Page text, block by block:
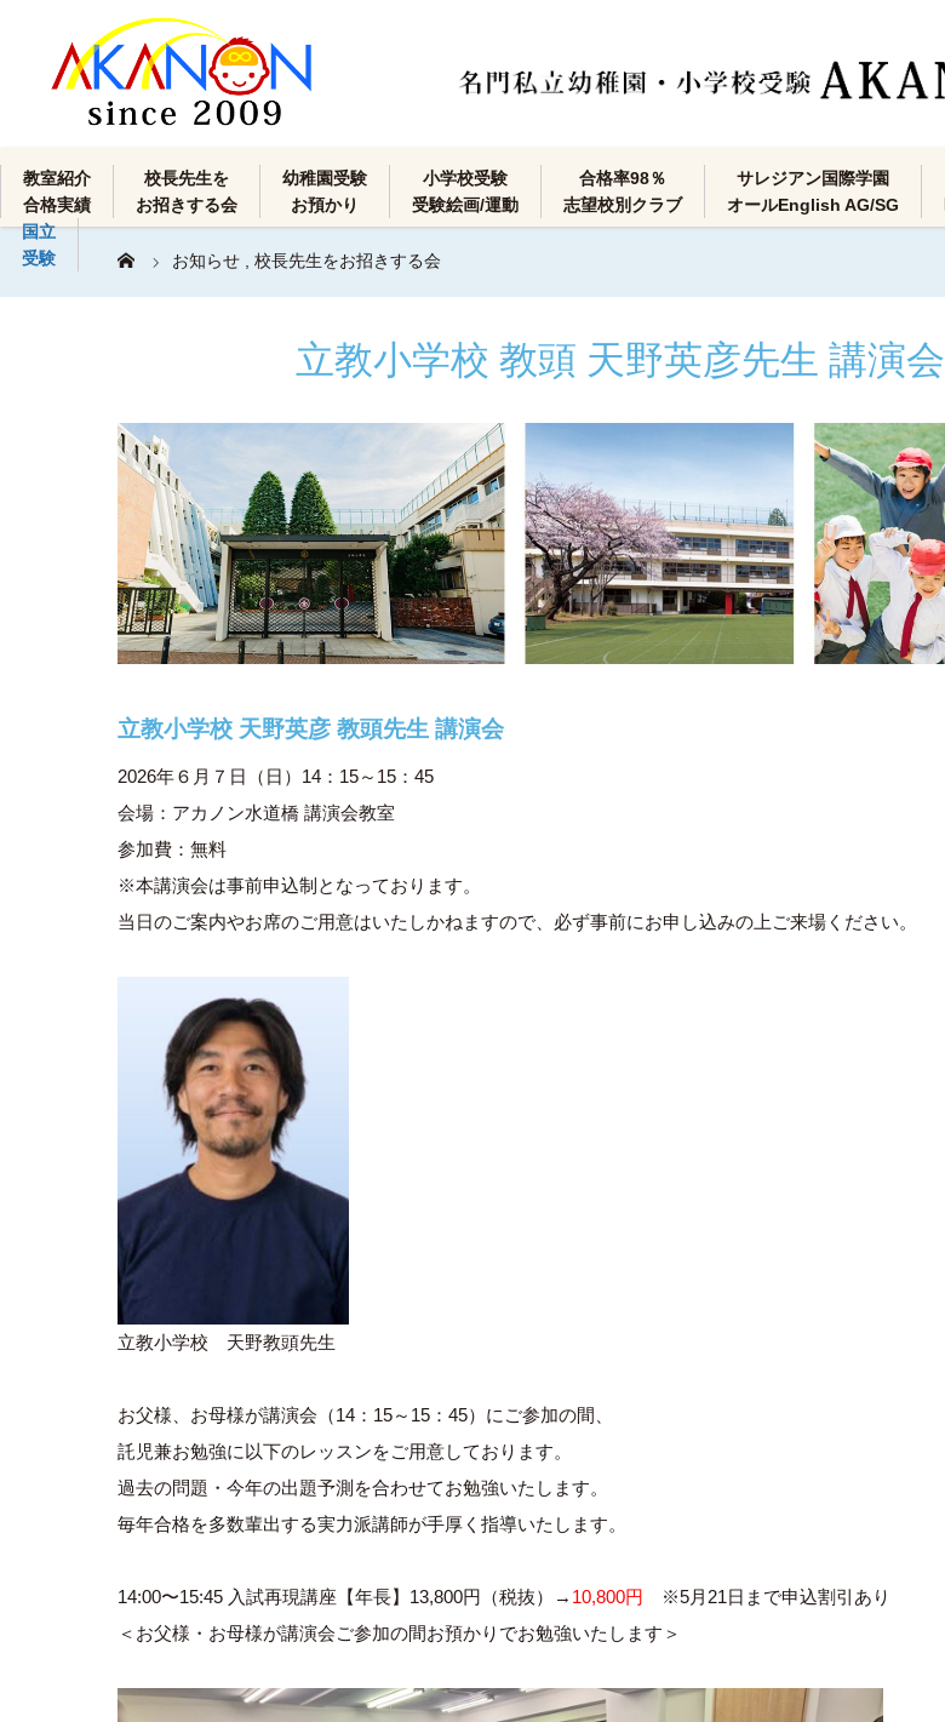
教室紹介
合格実績
校長先生を
お招きする会
幼稚園受験
お預かり
小学校受験
受験絵画/運動
合格率98％
志望校別クラブ
サレジアン国際学園
オールEnglish AG/SG
国立
受験
お知らせ 校長先生をお招きする会
立教小学校 教頭 天野英彦先生 講演会
立教小学校 天野英彦 教頭先生 講演会
2026年６月７日（日）14：15～15：45
会場：アカノン水道橋 講演会教室
参加費：無料
※本講演会は事前申込制となっております。
当日のご案内やお席のご用意はいたしかねますので、必ず事前にお申し込みの上ご来場ください。
立教小学校 天野教頭先生
お父様、お母様が講演会（14：15～15：45）にご参加の間、
託児兼お勉強に以下のレッスンをご用意しております。
過去の問題・今年の出題予測を合わせてお勉強いたします。
毎年合格を多数輩出する実力派講師が手厚く指導いたします。
14:00〜15:45 入試再現講座【年長】13,800円（税抜）→ 10,800円 ※5月21日まで申込割引あり
＜お父様・お母様が講演会ご参加の間お預かりでお勉強いたします＞